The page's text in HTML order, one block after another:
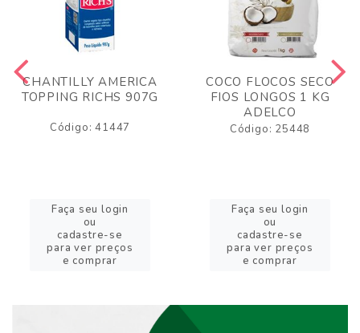
CHANTILLY AMERICA
TOPPING RICHS 907G
Código: 41447
Faça seu login
ou
cadastre-se
para ver preços
e comprar
COCO FLOCOS SECO
FIOS LONGOS 1 KG
ADELCO
Código: 25448
Faça seu login
ou
cadastre-se
para ver preços
e comprar